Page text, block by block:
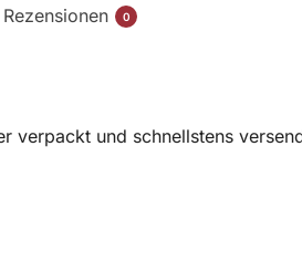
Rezensionen 0
verpackt und schnellstens